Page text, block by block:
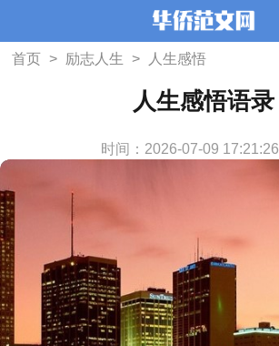
首页 > 励志人生 > 人生感悟
人生感悟语录
时间：2026-07-09 17:21:26